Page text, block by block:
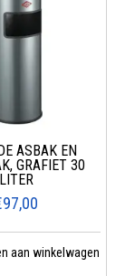
ASBAK EN
GRAFIET 30
LITER
aan winkelwagen